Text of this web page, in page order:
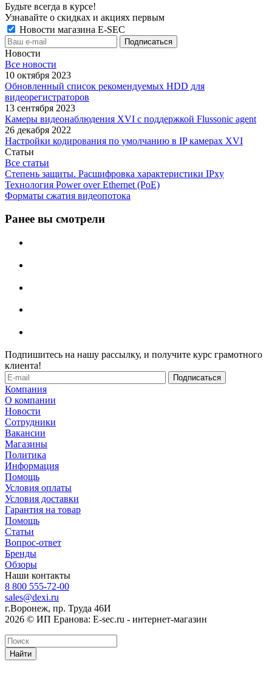
Будьте всегда в курсе!
Узнавайте о скидках и акциях первым
Новости магазина E-SEC
Новости
Все новости
10 октября 2023
Обновленный список рекомендуемых HDD для
видеорегистраторов
13 сентября 2023
Камеры видеонаблюдения XVI с поддержкой Flussonic agent
26 декабря 2022
Настройки кодирования по умолчанию в IP камерах XVI
Статьи
Все статьи
Степень защиты. Расшифровка характеристики IPxу
Технология Power over Ethernet (PoE)
Форматы сжатия видеопотока
Ранее вы смотрели
Подпишитесь на нашу рассылку, и получите курс грамотного
клиента!
Компания
О компании
Новости
Сотрудники
Вакансии
Магазины
Политика
Информация
Помощь
Условия оплаты
Условия доставки
Гарантия на товар
Помощь
Статьи
Вопрос-ответ
Бренды
Обзоры
Наши контакты
8 800 555-72-00
sales@dexi.ru
г.Воронеж, пр. Труда 46И
2026 © ИП Еранова: E-sec.ru - интернет-магазин
Найти